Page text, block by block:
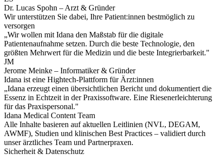
Dr. Lucas Spohn – Arzt & Gründer
Wir unterstützen Sie dabei, Ihre Patient:innen bestmöglich zu
versorgen
„Wir wollen mit Idana den Maßstab für die digitale
Patientenaufnahme setzen. Durch die beste Technologie, den
größten Mehrwert für die Medizin und die beste Integrierbarkeit."
JM
Jerome Meinke – Informatiker & Gründer
Idana ist eine Hightech-Plattform für Ärzt:innen
„Idana erzeugt einen übersichtlichen Bericht und dokumentiert die
Essenz in Echtzeit in der Praxissoftware. Eine Riesenerleichterung
für das Praxispersonal."
Idana Medical Content Team
Alle Inhalte basieren auf aktuellen Leitlinien (NVL, DEGAM,
AWMF), Studien und klinischen Best Practices – validiert durch
unser ärztliches Team und Partnerpraxen.
Sicherheit & Datenschutz